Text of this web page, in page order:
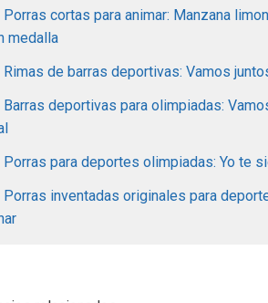
cortas para animar: Manzana
medalla
de barras deportivas: Vamos
deportivas para olimpiadas:
para deportes olimpiadas: Yo te
inventadas originales para